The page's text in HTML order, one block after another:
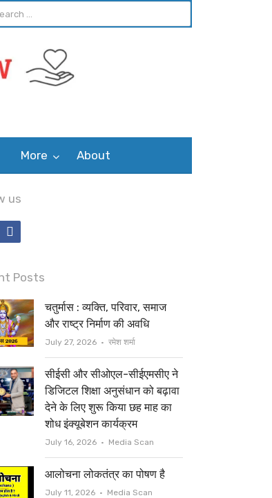
More About
us
c
e
b
o
o
k
Posts
चतुर्मास : व्यक्ति, परिवार, समाज
और राष्ट्र निर्माण की अवधि
July 27, 2026 Author
रमेश शर्मा
सीईसी और सीओएल-सीईएमसीए ने
डिजिटल शिक्षा अनुसंधान को बढ़ावा
देने के लिए शुरू किया छह माह का
शोध इंक्यूबेशन कार्यक्रम
July 16, 2026 Author
Media Scan
आलोचना लोकतंत्र का पोषण है
July 11, 2026 Author
Media Scan